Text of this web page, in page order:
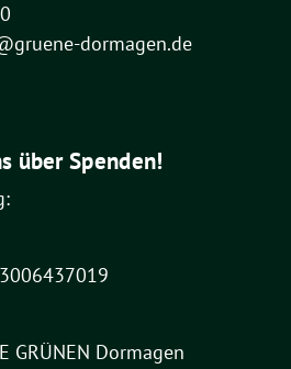
dormagen.de
über Spenden!
GRÜNEN Dormagen